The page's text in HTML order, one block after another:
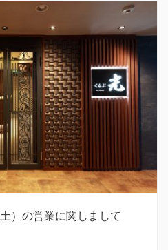
）の営業に関しまして